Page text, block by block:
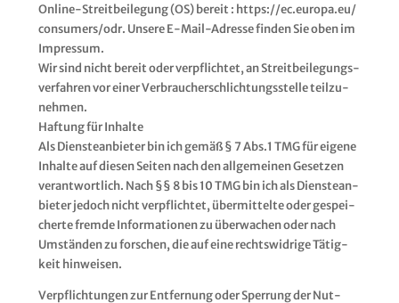
Online-Streit­bei­le­gung (OS) bereit : https://​ec​.euro​pa​.eu/​
c​o​n​s​u​m​e​r​s​/​odr. Unse­re E‑Mail-Adres­se fin­den Sie oben im
Impres­sum.
Wir sind nicht bereit oder ver­pflich­tet, an Streit­bei­le­gungs­
ver­fah­ren vor einer Ver­brau­cher­schlich­tungs­stel­le teil­zu­
neh­men.
Haf­tung für Inhal­te
Als Diens­te­an­bie­ter bin ich gemäß § 7 Abs.1 TMG für eige­ne
Inhal­te auf die­sen Sei­ten nach den all­ge­mei­nen Geset­zen
ver­ant­wort­lich. Nach §§ 8 bis 10 TMG bin ich als Diens­te­an­
bie­ter jedoch nicht ver­pflich­tet, über­mit­tel­te oder gespei­
cher­te frem­de Infor­ma­tio­nen zu über­wa­chen oder nach
Umstän­den zu for­schen, die auf eine rechts­wid­ri­ge Tätig­
keit hinweisen.
Ver­pflich­tun­gen zur Ent­fer­nung oder Sper­rung der Nut­